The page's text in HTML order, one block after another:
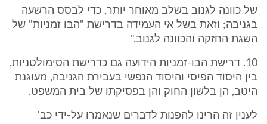
של כוונה לגנוב בשלב מאוחר יותר, כדי לבסס הרשעה
בגניבה; וזאת בשל אי העמידה בדרישת "הבו זמניות" של
השגת החזקה והכוונה לגנוב."
10. דרישת הבו-זמניות הידועה גם כדרישת הסימולטניות,
בין היסוד הפיסי והיסוד הנפשי בעבירת הגניבה, מעוגנת
היטב, הן בלשון החוק והן בפסיקתו של בית המשפט.
לענין זה הרינו להפנות לדברים שנאמרו על-ידי כב'